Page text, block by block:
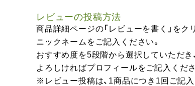
レビューの投稿方法
商品詳細ページの「レビューを書く」をク
ニックネームをご記入ください。
おすすめ度を5段階から選択していただき
よろしければプロフィールをご記入くださ
※レビュー投稿は、1商品につき1回ご記入